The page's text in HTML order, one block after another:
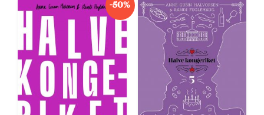
-50%